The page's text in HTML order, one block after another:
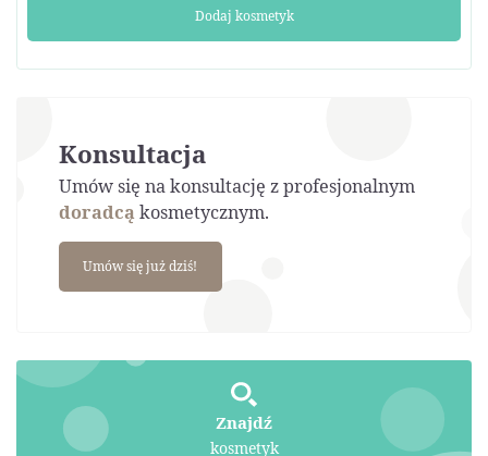
Dodaj kosmetyk
Konsultacja
Umów się na konsultację z profesjonalnym
doradcąkosmetycznym.
Umów się już dziś!
Znajdź
kosmetyk